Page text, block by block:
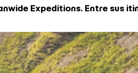
Expeditions. Entre sus